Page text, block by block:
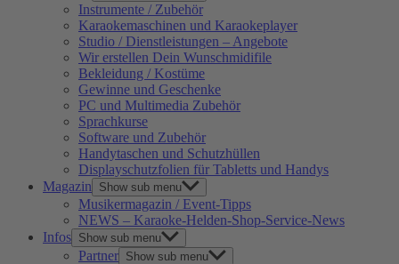
Instrumente / Zubehör
Karaokemaschinen und Karaokeplayer
Studio / Dienstleistungen – Angebote
Wir erstellen Dein Wunschmidifile
Bekleidung / Kostüme
Gewinne und Geschenke
PC und Multimedia Zubehör
Sprachkurse
Software und Zubehör
Handytaschen und Schutzhüllen
Displayschutzfolien für Tabletts und Handys
Magazin
Show sub menu
Musikermagazin / Event-Tipps
NEWS – Karaoke-Helden-Shop-Service-News
Infos Show sub menu
Partner Show sub menu